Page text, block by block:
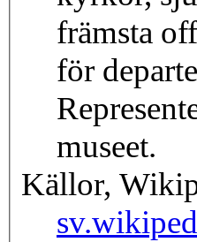
främsta
för
museet.
Källor,